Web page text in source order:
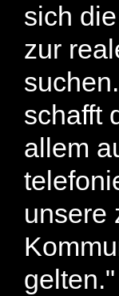
sich
zur
schafft
allem
unsere